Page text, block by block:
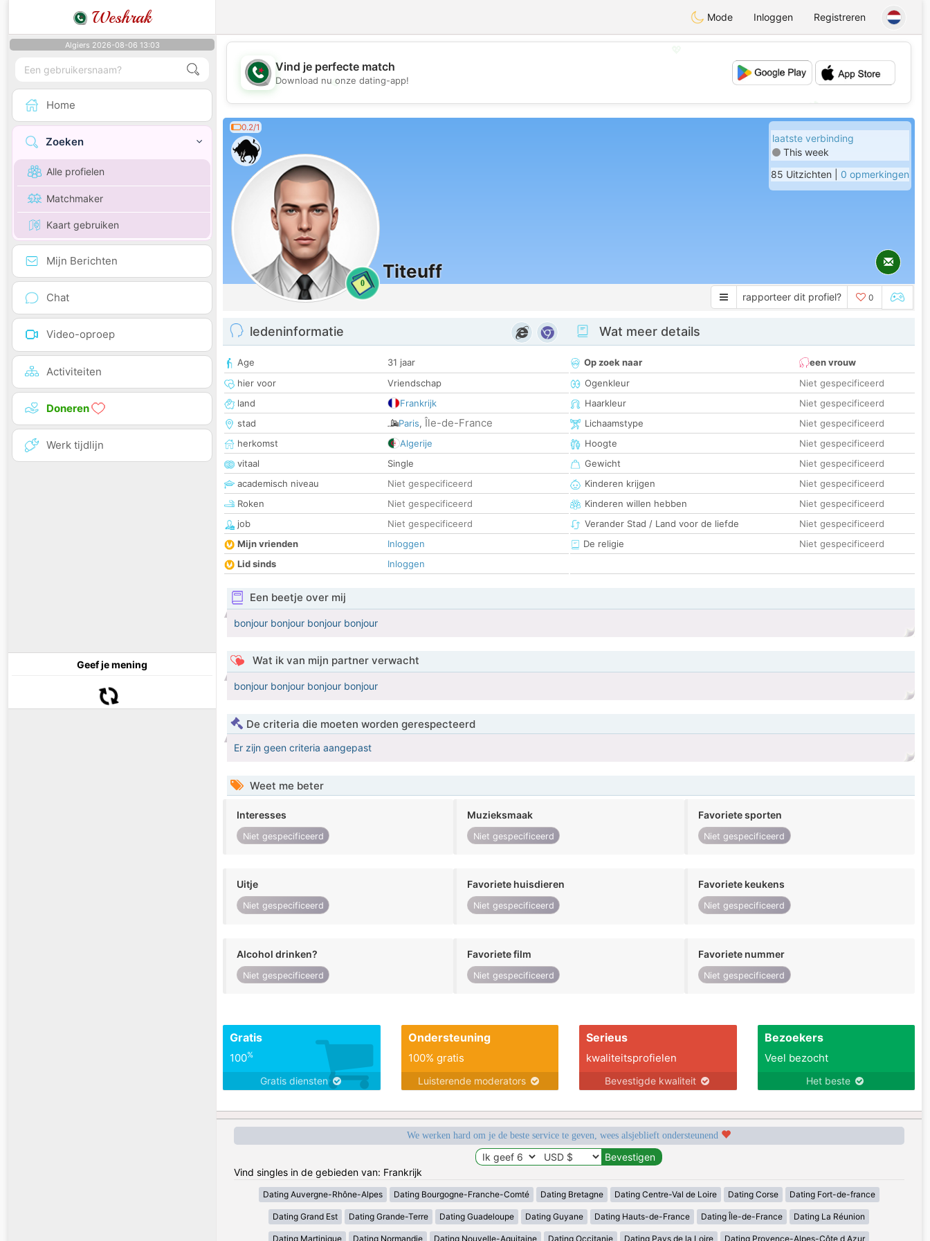
Weshrak Mode Inloggen Registreren
Algiers 2026-08-06 13:03
Home
Zoeken
Alle profielen
Matchmaker
Kaart gebruiken
Mijn Berichten
Chat
Video-oproep
Activiteiten
Doneren
Werk tijdlijn
Geef je mening
💖
💕
Vind je perfecte match
Download nu onze dating-app!
0.2/1
0
Titeuff
laatste verbinding
This week
85 Uitzichten | 0 opmerkingen
rapporteer dit profiel? 0
ledeninformatie
Age
31 jaar
hier voor
Vriendschap
land
Frankrijk
stad
Paris, Île-de-France
herkomst
Algerije
vitaal
Single
academisch niveau
Niet gespecificeerd
Roken
Niet gespecificeerd
job
Niet gespecificeerd
Mijn vrienden
Inloggen
Lid sinds
Inloggen
Wat meer details
Op zoek naar
een vrouw
Ogenkleur
Niet gespecificeerd
Haarkleur
Niet gespecificeerd
Lichaamstype
Niet gespecificeerd
Hoogte
Niet gespecificeerd
Gewicht
Niet gespecificeerd
Kinderen krijgen
Niet gespecificeerd
Kinderen willen hebben
Niet gespecificeerd
Verander Stad / Land voor de liefde
Niet gespecificeerd
De religie
Niet gespecificeerd
Een beetje over mij
bonjour bonjour bonjour bonjour
Wat ik van mijn partner verwacht
bonjour bonjour bonjour bonjour
De criteria die moeten worden gerespecteerd
Er zijn geen criteria aangepast
Weet me beter
Interesses
Niet gespecificeerd
Muzieksmaak
Niet gespecificeerd
Favoriete sporten
Niet gespecificeerd
Uitje
Niet gespecificeerd
Favoriete huisdieren
Niet gespecificeerd
Favoriete keukens
Niet gespecificeerd
Alcohol drinken?
Niet gespecificeerd
Favoriete film
Niet gespecificeerd
Favoriete nummer
Niet gespecificeerd
Gratis
100%
Gratis diensten
Ondersteuning
100% gratis
Luisterende moderators
Serieus
kwaliteitsprofielen
Bevestigde kwaliteit
Bezoekers
Veel bezocht
Het beste
We werken hard om je de beste service te geven, wees alsjeblieft ondersteunend
Vind singles in de gebieden van: Frankrijk
Dating Auvergne-Rhône-Alpes Dating Bourgogne-Franche-Comté Dating Bretagne Dating Centre-Val de Loire Dating Corse Dating Fort-de-france
Dating Grand Est Dating Grande-Terre Dating Guadeloupe Dating Guyane Dating Hauts-de-France Dating Île-de-France Dating La Réunion
Dating Martinique Dating Normandie Dating Nouvelle-Aquitaine Dating Occitanie Dating Pays de la Loire Dating Provence-Alpes-Côte d Azur